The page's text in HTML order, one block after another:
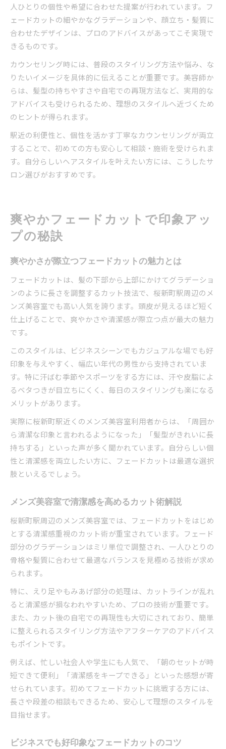
人ひとりの個性や希望に合わせた提案が行われています。フ
ェードカットの細やかなグラデーションや、顔立ち・髪質に
合わせたデザインは、プロのアドバイスがあってこそ実現で
きるものです。
カウンセリング時には、普段のスタイリング方法や悩み、な
りたいイメージを具体的に伝えることが重要です。美容師か
らは、髪型の持ちやすさや自宅での再現方法など、実用的な
アドバイスも受けられるため、理想のスタイルへ近づくため
のヒントが得られます。
駅近の利便性と、個性を活かす丁寧なカウンセリングが両立
することで、初めての方も安心して相談・施術を受けられま
す。自分らしいヘアスタイルを叶えたい方には、こうしたサ
ロン選びがおすすめです。
爽やかフェードカットで印象アッ
プの秘訣
爽やかさが際立つフェードカットの魅力とは
フェードカットは、髪の下部から上部にかけてグラデーショ
ンのように長さを調整するカット技法で、桜新町駅周辺のメ
ンズ美容室でも高い人気を誇ります。頭皮が見えるほど短く
仕上げることで、爽やかさや清潔感が際立つ点が最大の魅力
です。
このスタイルは、ビジネスシーンでもカジュアルな場でも好
印象を与えやすく、幅広い年代の男性から支持されていま
す。特に汗ばむ季節やスポーツをする方には、汗や皮脂によ
るベタつきが目立ちにくく、毎日のスタイリングも楽になる
メリットがあります。
実際に桜新町駅近くのメンズ美容室利用者からは、「周囲か
ら清潔な印象と言われるようになった」「髪型がきれいに長
持ちする」といった声が多く聞かれています。自分らしい個
性と清潔感を両立したい方に、フェードカットは最適な選択
肢といえるでしょう。
メンズ美容室で清潔感を高めるカット術解説
桜新町駅周辺のメンズ美容室では、フェードカットをはじめ
とする清潔感重視のカット術が重宝されています。フェード
部分のグラデーションはミリ単位で調整され、一人ひとりの
骨格や髪質に合わせて最適なバランスを見極める技術が求め
られます。
特に、えり足やもみあげ部分の処理は、カットラインが乱れ
ると清潔感が損なわれやすいため、プロの技術が重要です。
また、カット後の自宅での再現性も大切にされており、簡単
に整えられるスタイリング方法やアフターケアのアドバイス
もポイントです。
例えば、忙しい社会人や学生にも人気で、「朝のセットが時
短できて便利」「清潔感をキープできる」といった感想が寄
せられています。初めてフェードカットに挑戦する方には、
長さや段差の相談もできるため、安心して理想のスタイルを
目指せます。
ビジネスでも好印象なフェードカットのコツ